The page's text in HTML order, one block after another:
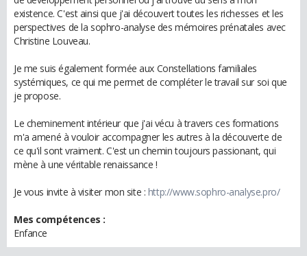
existence. C'est ainsi que j'ai découvert toutes les richesses et les
perspectives de la sophro-analyse des mémoires prénatales avec
Christine Louveau.
Je me suis également formée aux Constellations familiales
systémiques, ce qui me permet de compléter le travail sur soi que
je propose.
Le cheminement intérieur que j'ai vécu à travers ces formations
m'a amené à vouloir accompagner les autres à la découverte de
ce qu'il sont vraiment. C'est un chemin toujours passionant, qui
mène à une véritable renaissance !
Je vous invite à visiter mon site : http://www.sophro-analyse.pro/
Mes compétences :
Enfance